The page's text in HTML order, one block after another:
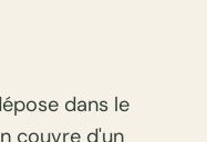
dans le